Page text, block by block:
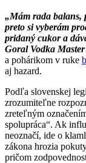
„Mám rada balans,
preto si vyberám
pridaný cukor a
Goral Vodka
a pohárikom v ruke
aj hazard.
Podľa slovenskej
zrozumiteľne
zreteľným
spolupráca“. Ak
neoznačí, ide o
zákona hrozia
pričom